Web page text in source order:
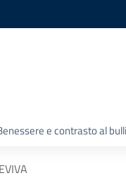
e contrasto al